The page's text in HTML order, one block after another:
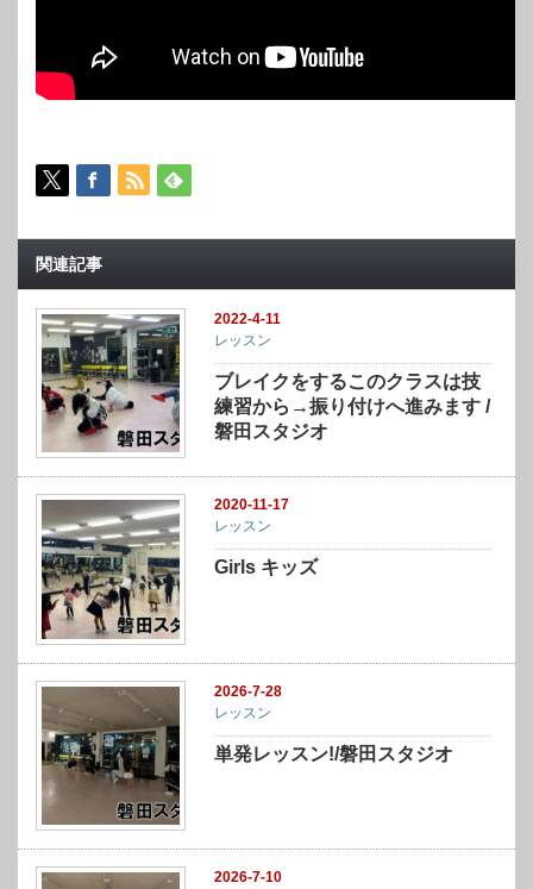
関連記事
2022-4-11
レッスン
ブレイクをするこのクラスは技
練習から→振り付けへ進みます /
磐田スタジオ
2020-11-17
レッスン
Girls キッズ
2026-7-28
レッスン
単発レッスン!/磐田スタジオ
2026-7-10